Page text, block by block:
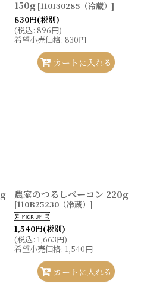
150g [110I30285（冷蔵） ]
830円(税別)
(税込: 896円)
希望小売価格: 830円
カートに入れる
農家のつるしベーコン 220g
[110B25230（冷蔵） ]
1,540円(税別)
(税込: 1,663円)
希望小売価格: 1,540円
カートに入れる